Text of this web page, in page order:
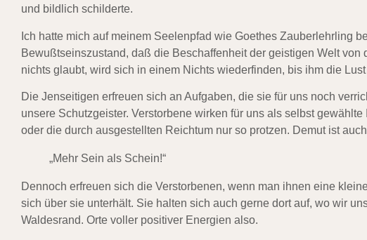
und bildlich schilderte.
Ich hatte mich auf meinem Seelenpfad wie Goethes Zauberlehrling
Bewußtseinszustand, daß die Beschaffenheit der geistigen Welt
nichts glaubt, wird sich in einem Nichts wiederfinden, bis ihm die
Die Jenseitigen erfreuen sich an Aufgaben, die sie für uns noch
unsere Schutzgeister. Verstorbene wirken für uns als selbst
oder die durch ausgestellten Reichtum nur so protzen. Demut ist
„Mehr Sein als Schein!“
Dennoch erfreuen sich die Verstorbenen, wenn man ihnen eine
sich über sie unterhält. Sie halten sich auch gerne dort auf, wo wir
Waldesrand. Orte voller positiver Energien also.